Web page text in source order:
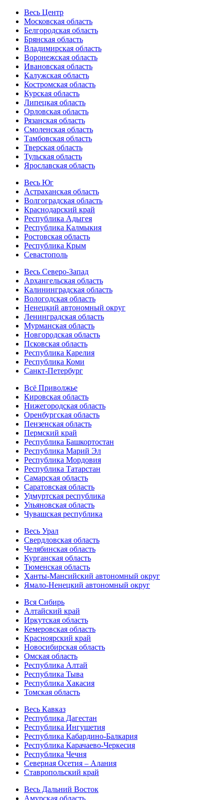
Весь Центр
Московская область
Белгородская область
Брянская область
Владимирская область
Воронежская область
Ивановская область
Калужская область
Костромская область
Курская область
Липецкая область
Орловская область
Рязанская область
Смоленская область
Тамбовская область
Тверская область
Тульская область
Ярославская область
Весь Юг
Астраханская область
Волгоградская область
Краснодарский край
Республика Адыгея
Республика Калмыкия
Ростовская область
Республика Крым
Севастополь
Весь Северо-Запад
Архангельская область
Калининградская область
Вологодская область
Ненецкий автономный округ
Ленинградская область
Мурманская область
Новгородская область
Псковская область
Республика Карелия
Республика Коми
Санкт-Петербург
Всё Приволжье
Кировская область
Нижегородская область
Оренбургская область
Пензенская область
Пермский край
Республика Башкортостан
Республика Марий Эл
Республика Мордовия
Республика Татарстан
Самарская область
Саратовская область
Удмуртская республика
Ульяновская область
Чувашская республика
Весь Урал
Свердловская область
Челябинская область
Курганская область
Тюменская область
Ханты-Мансийский автономный округ
Ямало-Ненецкий автономный округ
Вся Сибирь
Алтайский край
Иркутская область
Кемеровская область
Красноярский край
Новосибирская область
Омская область
Республика Алтай
Республика Тыва
Республика Хакасия
Томская область
Весь Кавказ
Республика Дагестан
Республика Ингушетия
Республика Кабардино-Балкария
Республика Карачаево-Черкесия
Республика Чечня
Северная Осетия – Алания
Ставропольский край
Весь Дальний Восток
Амурская область